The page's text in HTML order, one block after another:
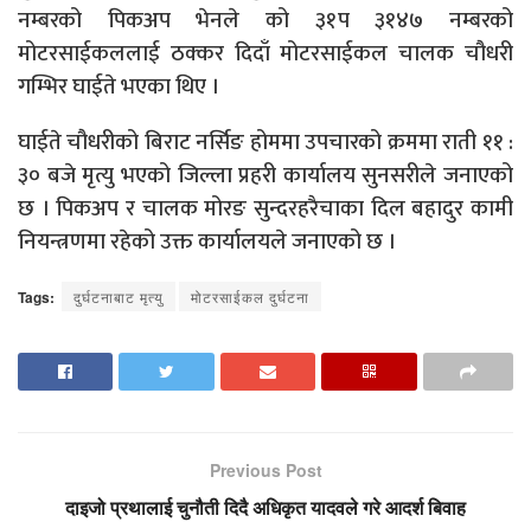
नम्बरको पिकअप भेनले को ३१प ३१४७ नम्बरको
मोटरसाईकललाई ठक्कर दिदाँ मोटरसाईकल चालक चौधरी
गम्भिर घाईते भएका थिए ।
घाईते चौधरीको बिराट नर्सिङ होममा उपचारको क्रममा राती ११ :
३० बजे मृत्यु भएको जिल्ला प्रहरी कार्यालय सुनसरीले जनाएको
छ । पिकअप र चालक मोरङ सुन्दरहरैचाका दिल बहादुर कामी
नियन्त्रणमा रहेको उक्त कार्यालयले जनाएको छ ।
Tags: दुर्घटनाबाट मृत्यु मोटरसाईकल दुर्घटना
Previous Post
दाइजो प्रथालाई चुनौती दिदै अधिकृत यादवले गरे आदर्श बिवाह